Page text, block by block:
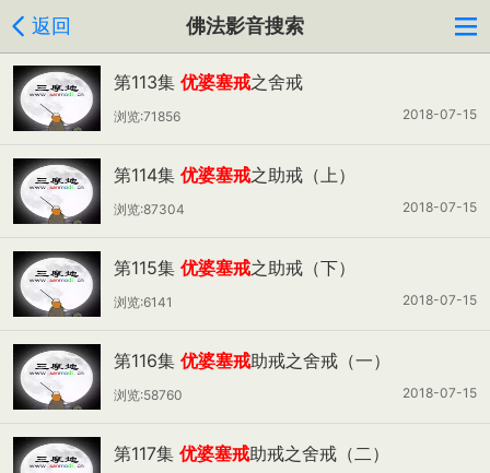
返回 佛法影音搜索
第113集 优婆塞戒之舍戒
2018-07-15
浏览:71856
第114集 优婆塞戒之助戒（上）
2018-07-15
浏览:87304
第115集 优婆塞戒之助戒（下）
2018-07-15
浏览:6141
第116集 优婆塞戒助戒之舍戒（一）
2018-07-15
浏览:58760
第117集 优婆塞戒助戒之舍戒（二）